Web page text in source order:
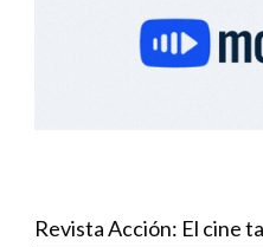
Revista Acción: El cine